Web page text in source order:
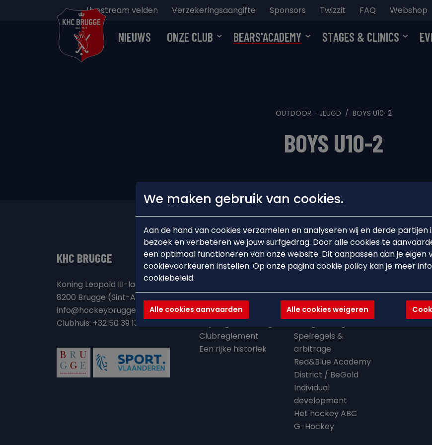
Livestream velden Verzekeringsaangifte Sponsors Twizzit FAQ Webshop
NIEUWS ONZE CLUB BEARS'ACADEMY STAGES & CLINICS
OUTDOOR - JEUGD BOYS U10-2
BOYS U10-2
KHC BRUGGE
Koning Leopold III-laan 115a
8200 Brugge (Sint-Andries)
info@hockeybrugge.be
Clubhuis: +32 50 39 13 71
ONZE CLUB
Onze organisatie
Clubreglement
Een rijke historiek
BEARS'ACADEMY
Trainingsschema
Spelregels &
arbitrage
Red&Blue Academy
District / BeGold
Individual
development
Het hockey ABC
G-Hockey
EVENTS
Clinics
We maken gebruik van cookies.
Aan de hand van cookies verzamelen en analyseren wij en derde
bezoek en verbeteren we jouw surfgedrag. Door alle cookies te
een optimaal functioneren van onze website. Dit aanpassen aan je eigen
cookievoorkeuren instellen. Op onze pagina cookie policy kan je meer
cookiebeleid.
Alle cookies aanvaarden Alle cookies weigeren